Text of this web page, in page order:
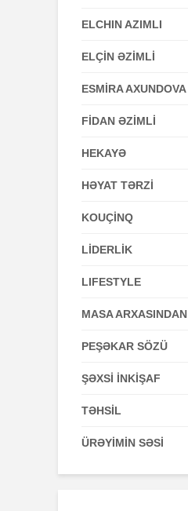
ELCHIN AZIMLI
ELÇİN ƏZİMLİ
ESMİRA AXUNDOVA
FİDAN ƏZİMLİ
HEKAYƏ
HƏYAT TƏRZİ
KOUÇİNQ
LİDERLİK
LIFESTYLE
MASA ARXASINDAN
PEŞƏKAR SÖZÜ
ŞƏXSİ İNKİŞAF
TƏHSİL
ÜRƏYİMİN SƏSİ